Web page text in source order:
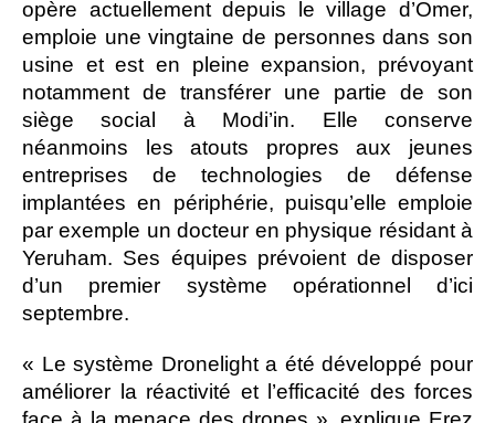
opère actuellement depuis le village d’Omer,
emploie une vingtaine de personnes dans son
usine et est en pleine expansion, prévoyant
notamment de transférer une partie de son
siège social à Modi’in. Elle conserve
néanmoins les atouts propres aux jeunes
entreprises de technologies de défense
implantées en périphérie, puisqu’elle emploie
par exemple un docteur en physique résidant à
Yeruham. Ses équipes prévoient de disposer
d’un premier système opérationnel d’ici
septembre.
« Le système Dronelight a été développé pour
améliorer la réactivité et l’efficacité des forces